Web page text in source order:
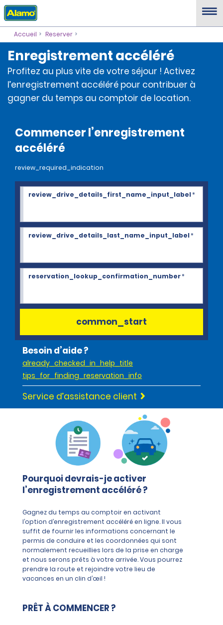
Accueil Reserver
Enregistrement accéléré
Profitez au plus vite de votre séjour ! Activez
l’enregistrement accéléré pour contribuer à
gagner du temps au comptoir de location.
Commencer l’enregistrement
accéléré
review_required_indication
review_drive_details_first_name_input_label*
review_drive_details_last_name_input_label*
reservation_lookup_confirmation_number*
common_start
Besoin d’aide ?
already_checked_in_help_title
tips_for_finding_reservation_info
Service d’assistance client
Pourquoi devrais-je activer
l’enregistrement accéléré ?
Gagnez du temps au comptoir en activant
l’option d’enregistrement accéléré en ligne. Il vous
suffit de fournir les informations concernant le
permis de conduire et les coordonnées qui sont
normalement recueillies lors de la prise en charge
et nous serons prêts à votre arrivée. Vous pourrez
prendre la route et rejoindre votre lieu de
vacances en un clin d’œil !
PRÊT À COMMENCER ?